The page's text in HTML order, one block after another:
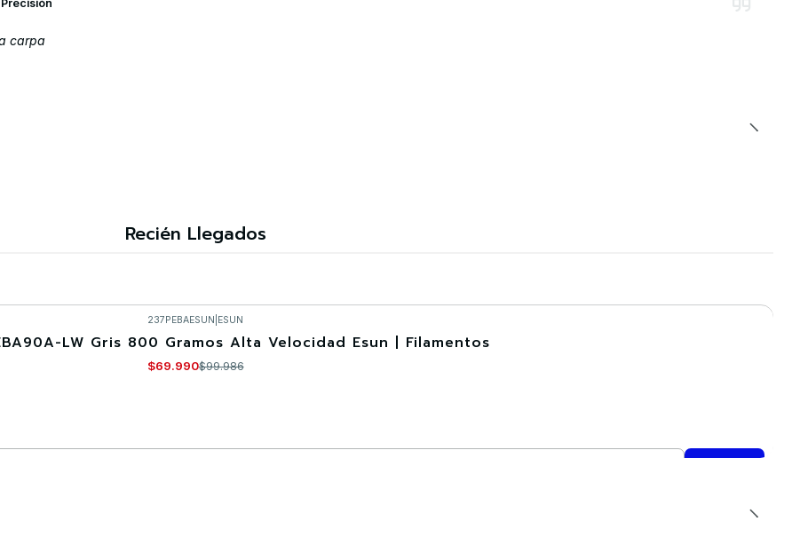
carpa
Recién Llegados
237PEBAESUN ESUN
LW Gris 800 Gramos Alta Velocidad Esun | Filamentos
$69.990$99.986